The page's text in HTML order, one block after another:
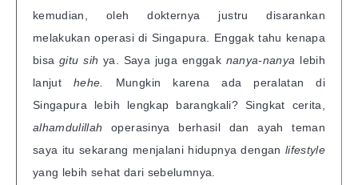
kemudian, oleh dokternya justru disarankan
melakukan operasi di Singapura. Enggak tahu kenapa
bisagitu sih ya. Saya juga enggak nanya-nanya lebih
lanjuthehe.
Mungkin karena ada peralatan di
Singapura lebih lengkap barangkali? Singkat cerita,
alhamdulillahoperasinya berhasil dan ayah teman
saya itu sekarang menjalani hidupnya dengan lifestyle
yang lebih sehat dari sebelumnya.